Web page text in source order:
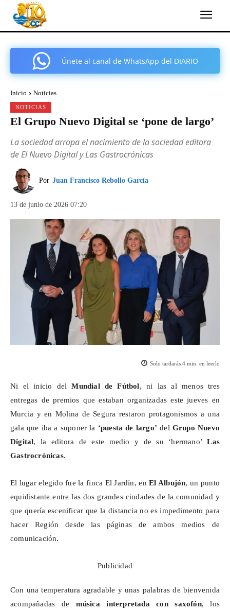
Únete al canal de WhatsApp del DIARIO
Inicio Noticias
NOTICIAS
El Grupo Nuevo Digital se ‘pone de largo’
La sociedad arropa el nacimiento de la sociedad editora
de El Nuevo Digital y Las Gastrocrónicas
Por Juan Francisco Rebollo García
13 de junio de 2026 07:20
Solo tardarás 4 min. en leerlo
Ni el inicio delMundial de Fútbol, ni las al menos tres
entregas de premios que estaban organizadas este jueves en
Murcia y en Molina de Segura restaron protagonismos a una
gala que iba a suponer la ‘puesta de largo’ del Grupo Nuevo
Digital, la editora de este medio y de su ‘hermano’Las
Gastrocrónicas.
El lugar elegido fue la finca El Jardín, enEl Albujón, un punto
equidistante entre las dos grandes ciudades de la comunidad y
que quería escenificar que la distancia no es impedimento para
hacer Región desde las páginas de ambos medios de
comunicación.
Publicidad
Con una temperatura agradable y unas palabras de bienvenida
acompañadas de música interpretada con saxofón, los